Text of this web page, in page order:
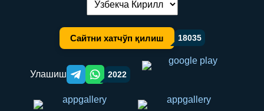
Тилни алмаштириш:
Сайтни хатчўп қилиш 18035
Улашиш Telegram orqali ulashish
WhatsApp orqali ulashish
2022